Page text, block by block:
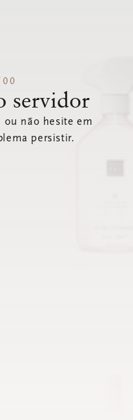
servidor
ou não hesite em
persistir.